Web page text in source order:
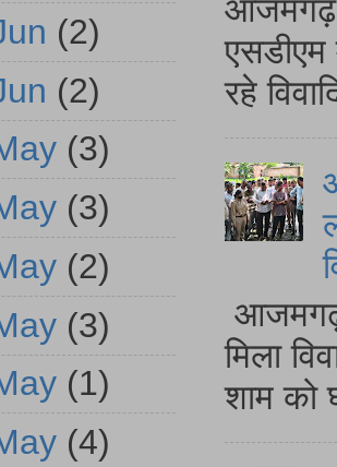
आजमगढ़
एसडीएम
रहे
आजमगढ़
मिला
शाम को
(2)
(2)
(3)
(3)
(2)
(3)
(1)
(4)